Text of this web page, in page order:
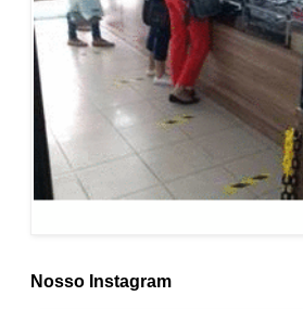
Nosso Instagram